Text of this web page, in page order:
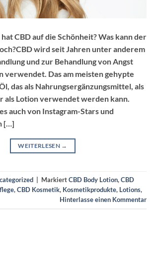
CBD auf die Schönheit? Was kann der
wird seit Jahren unter anderem
und zur Behandlung von Angst
verwendet. Das am meisten gehypte
das als Nahrungsergänzungsmittel, als
als Lotion verwendet werden kann.
auch von Instagram-Stars und
[…]
WEITERLESEN →
MarkiertCBD Body Lotion,CBD
,CBD Kosmetik, Kosmetikprodukte, Lotions,
Hinterlasse einen Kommentar